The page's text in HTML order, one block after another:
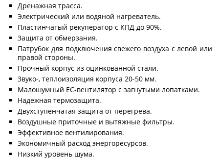
Дренажная трасса.
Электрический или водяной нагреватель.
Пластинчатый рекуператор с КПД до 90%.
Защита от обмерзания.
Патрубок для подключения свежего воздуха с левой или
правой стороны.
Прочный корпус из оцинкованной стали.
Звуко-, теплоизоляция корпуса 20-50 мм.
Малошумный ЕС-вентилятор с загнутыми лопатками.
Надежная термозащита.
Двухступенчатая защита от перегрева.
Воздушные приточные и вытяжные фильтры.
Эффективное вентилирования.
Экономичный расход энергоресурсов.
Низкий уровень шума.